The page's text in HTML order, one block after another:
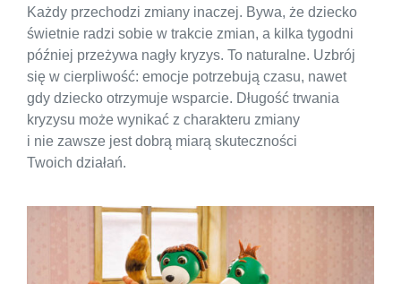
Każdy przechodzi zmiany inaczej. Bywa, że dziecko
świetnie radzi sobie w trakcie zmian, a kilka tygodni
później przeżywa nagły kryzys. To naturalne. Uzbrój
się w cierpliwość: emocje potrzebują czasu, nawet
gdy dziecko otrzymuje wsparcie. Długość trwania
kryzysu może wynikać z charakteru zmiany
i nie zawsze jest dobrą miarą skuteczności
Twoich działań.